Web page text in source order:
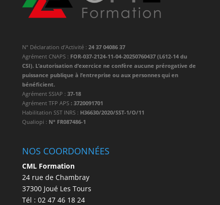
N° Déclaration d’Activité : 24 37 04086 37
Agrément CNAPS : FOR-037-2124-11-04-20250760437 (L612-14 du
CSI). L’autorisation d’exercice ne confère aucune prérogative de
puissance publique à l’entreprise ou aux personnes qui en
bénéficient.
Agrément SSIAP : 37-18
Agrément TFP APS: 3720091701
Habilitation SST INRS : H36630/2020/SST-1/O/11
Qualiopi : N° FR087486-1
NOS COORDONNÉES
CML Formation
24 rue de Chambray
37300 Joué Les Tours
Tél : 02 47 46 18 24